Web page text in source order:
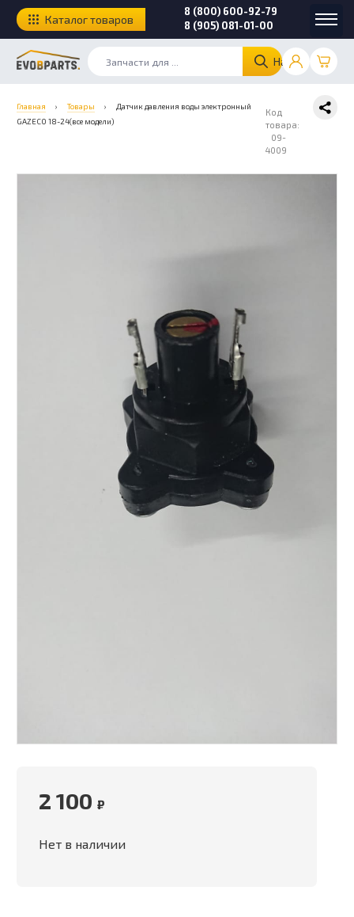
Найти
8 (800) 600-92-79
8 (905) 081-01-00
Каталог товаров
Главная › Товары ›
Датчик давления воды электронный
GAZECO 18-24(все модели)
Код
товара:
09-
4009
2 100 ₽
Нет в наличии